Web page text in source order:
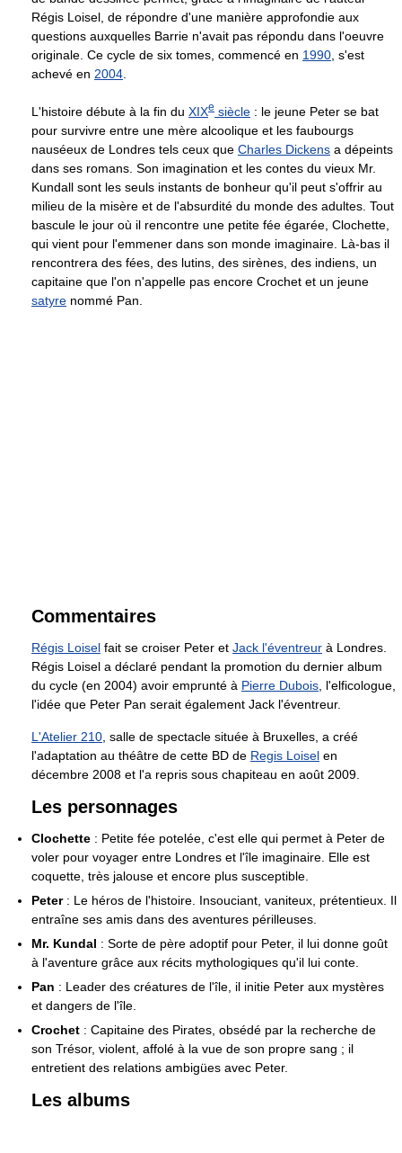
Régis Loisel, de répondre d'une manière approfondie aux
questions auxquelles Barrie n'avait pas répondu dans l'oeuvre
originale. Ce cycle de six tomes, commencé en 1990 , s'est
achevé en 2004
L'histoire débute à la fin du XIXe siècle : le jeune Peter se bat
pour survivre entre une mère alcoolique et les faubourgs
nauséeux de Londres tels ceux que Charles Dickens a dépeints
dans ses romans. Son imagination et les contes du vieux Mr.
Kundall sont les seuls instants de bonheur qu'il peut s'offrir au
milieu de la misère et de l'absurdité du monde des adultes. Tout
bascule le jour où il rencontre une petite fée égarée, Clochette,
qui vient pour l'emmener dans son monde imaginaire. Là-bas il
rencontrera des fées, des lutins, des sirènes, des indiens, un
capitaine que l'on n'appelle pas encore Crochet et un jeune
satyre nommé Pan.
Commentaires
Régis Loisel fait se croiser Peter et Jack l'éventreur à Londres.
Régis Loisel a déclaré pendant la promotion du dernier album
du cycle (en 2004) avoir emprunté à Pierre Dubois , l'elficologue,
l'idée que Peter Pan serait également Jack l'éventreur.
L'Atelier 210 , salle de spectacle située à Bruxelles, a créé
l'adaptation au théâtre de cette BD de Regis Loisel en
décembre 2008 et l'a repris sous chapiteau en août 2009.
Les personnages
Clochette : Petite fée potelée, c'est elle qui permet à Peter de
voler pour voyager entre Londres et l'île imaginaire. Elle est
coquette, très jalouse et encore plus susceptible.
Peter: Le héros de l'histoire. Insouciant, vaniteux, prétentieux. Il
entraîne ses amis dans des aventures périlleuses.
Mr. Kundal : Sorte de père adoptif pour Peter, il lui donne goût
à l'aventure grâce aux récits mythologiques qu'il lui conte.
Pan : Leader des créatures de l'île, il initie Peter aux mystères
et dangers de l'île.
Crochet : Capitaine des Pirates, obsédé par la recherche de
son Trésor, violent, affolé à la vue de son propre sang ; il
entretient des relations ambigües avec Peter.
Les albums